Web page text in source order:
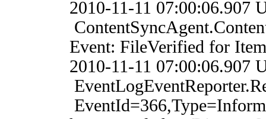
2010-11-11
Event: FileVerified for
2010-11-11